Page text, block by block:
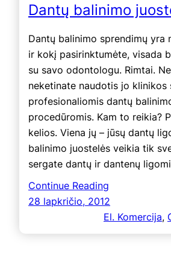
Dantų balinimo
Dantų balinimo sprendimų yra
ir kokį pasirinktumėte, visada
su savo odontologu. Rimtai.
neketinate naudotis jo klinikos
profesionaliomis dantų
procedūromis. Kam to reikia?
kelios. Viena jų – jūsų dantų
balinimo juostelės veikia tik
sergate dantų ir dantenų
Continue Reading
28 lapkričio, 2012
El. Komercija,